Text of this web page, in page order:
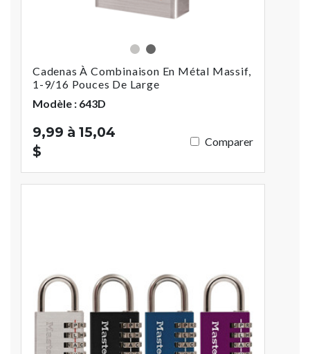
ArgentAssorties
Cadenas À Combinaison En Métal Massif,
1-9/16 Pouces De Large
Modèle : 643D
9,99 à 15,04
$
Comparer